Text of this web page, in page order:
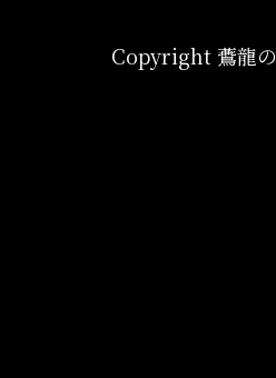
Copyright 鷰龍